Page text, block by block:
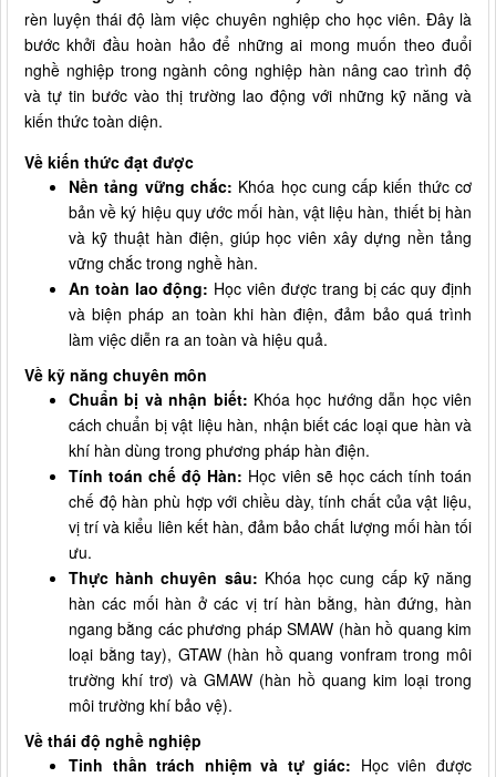
rèn luyện thái độ làm việc chuyên nghiệp cho học viên. Đây là
bước khởi đầu hoàn hảo để những ai mong muốn theo đuổi
nghề nghiệp trong ngành công nghiệp hàn nâng cao trình độ
và tự tin bước vào thị trường lao động với những kỹ năng và
kiến thức toàn diện.
Về kiến thức đạt được
Nền tảng vững chắc: Khóa học cung cấp kiến thức cơ
bản về ký hiệu quy ước mối hàn, vật liệu hàn, thiết bị hàn
và kỹ thuật hàn điện, giúp học viên xây dựng nền tảng
vững chắc trong nghề hàn.
An toàn lao động: Học viên được trang bị các quy định
và biện pháp an toàn khi hàn điện, đảm bảo quá trình
làm việc diễn ra an toàn và hiệu quả.
Về kỹ năng chuyên môn
Chuẩn bị và nhận biết: Khóa học hướng dẫn học viên
cách chuẩn bị vật liệu hàn, nhận biết các loại que hàn và
khí hàn dùng trong phương pháp hàn điện.
Tính toán chế độ Hàn: Học viên sẽ học cách tính toán
chế độ hàn phù hợp với chiều dày, tính chất của vật liệu,
vị trí và kiểu liên kết hàn, đảm bảo chất lượng mối hàn tối
ưu.
Thực hành chuyên sâu: Khóa học cung cấp kỹ năng
hàn các mối hàn ở các vị trí hàn bằng, hàn đứng, hàn
ngang bằng các phương pháp SMAW (hàn hồ quang kim
loại bằng tay), GTAW (hàn hồ quang vonfram trong môi
trường khí trơ) và GMAW (hàn hồ quang kim loại trong
môi trường khí bảo vệ).
Về thái độ nghề nghiệp
Tinh thần trách nhiệm và tự giác: Học viên được